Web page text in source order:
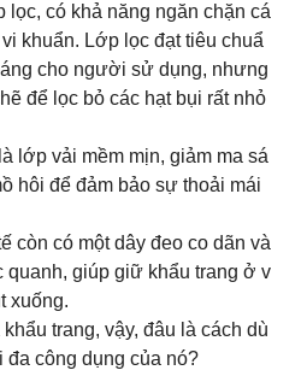
có khả năng ngăn chặn cá
khuẩn. Lớp lọc đạt tiêu chuẩ
cho người sử dụng, nhưng
để lọc bỏ các hạt bụi rất nhỏ
lớp vải mềm mịn, giảm ma sá
hôi để đảm bảo sự thoải mái
còn có một dây đeo co dãn và
quanh, giúp giữ khẩu trang ở v
xuống.
trang, vậy, đâu là cách dù
đa công dụng của nó?